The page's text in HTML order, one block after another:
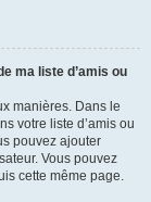
ma liste d’amis ou
manières. Dans le
votre liste d’amis ou
pouvez ajouter
Vous pouvez
cette même page.